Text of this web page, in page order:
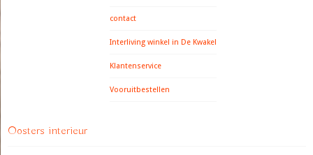
contact
Interliving winkel in De Kwakel
Klantenservice
Vooruitbestellen
Oosters interieur